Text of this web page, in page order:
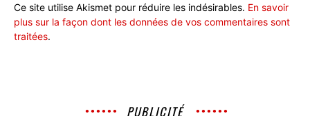
Ce site utilise Akismet pour réduire les indésirables. En savoir
plus sur la façon dont les données de vos commentaires sont
traitées.
PUBLICITÉ